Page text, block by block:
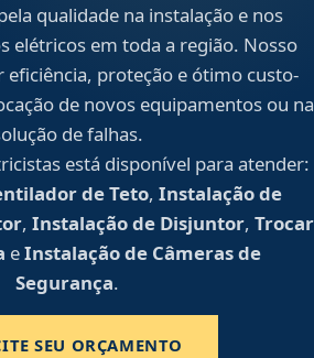
qualidade na instalação e nos
elétricos em toda a região. Nosso
proteção e ótimo custo-
de novos equipamentos ou na
de falhas.
está disponível para atender:
de Teto, Instalação de
, Instalação de Disjuntor, Trocar
eInstalação de Câmeras de
Segurança.
SEU ORÇAMENTO